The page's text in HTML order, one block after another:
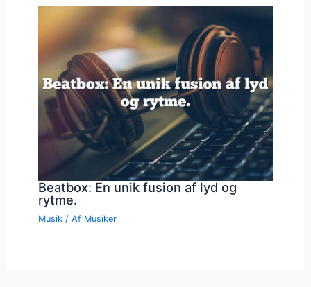
Beatbox: En unik fusion af lyd og
rytme.
Musik / Af Musiker